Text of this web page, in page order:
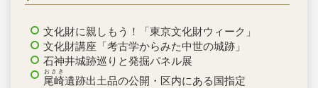
文化財に親しもう！「東京文化財ウィーク」
文化財講座「考古学からみた中世の城跡」
石神井城跡巡りと発掘パネル展
尾崎
おさき
遺跡出土品の公開・区内にある国指定